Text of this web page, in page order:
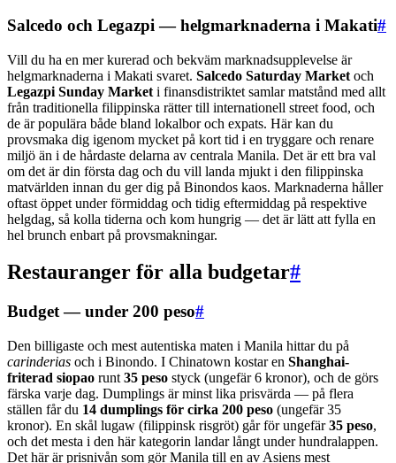
Salcedo och Legazpi — helgmarknaderna i Makati#
Vill du ha en mer kurerad och bekväm marknadsupplevelse är
helgmarknaderna i Makati svaret. Salcedo Saturday Market och
Legazpi Sunday Market i finansdistriktet samlar matstånd med allt
från traditionella filippinska rätter till internationell street food, och
de är populära både bland lokalbor och expats. Här kan du
provsmaka dig igenom mycket på kort tid i en tryggare och renare
miljö än i de hårdaste delarna av centrala Manila. Det är ett bra val
om det är din första dag och du vill landa mjukt i den filippinska
matvärlden innan du ger dig på Binondos kaos. Marknaderna håller
oftast öppet under förmiddag och tidig eftermiddag på respektive
helgdag, så kolla tiderna och kom hungrig — det är lätt att fylla en
hel brunch enbart på provsmakningar.
Restauranger för alla budgetar#
Budget — under 200 peso#
Den billigaste och mest autentiska maten i Manila hittar du på
carinderias och i Binondo. I Chinatown kostar en Shanghai-
friterad siopao runt 35 peso styck (ungefär 6 kronor), och de görs
färska varje dag. Dumplings är minst lika prisvärda — på flera
ställen får du 14 dumplings för cirka 200 peso (ungefär 35
kronor). En skål lugaw (filippinsk risgröt) går för ungefär35 peso,
och det mesta i den här kategorin landar långt under hundralappen.
Det här är prisnivån som gör Manila till en av Asiens mest